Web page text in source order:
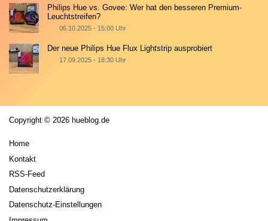
Philips Hue vs. Govee: Wer hat den besseren Premium-
Leuchtstreifen?
06.10.2025 - 15:00 Uhr
Der neue Philips Hue Flux Lightstrip ausprobiert
17.09.2025 - 18:30 Uhr
Copyright © 2026 hueblog.de
Home
Kontakt
RSS-Feed
Datenschutzerklärung
Datenschutz-Einstellungen